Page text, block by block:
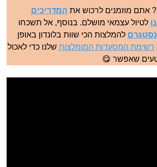
אתם מוזמנים לרכוש את המדריכים
לטיול עצמאי מושלם. בנוסף, אל תשכחו
להמלצות הכי שוות בלונדון באופן
רשימת המסעדות המומלצות שלנו כדי לאכול
וטעים שאפשר 😋